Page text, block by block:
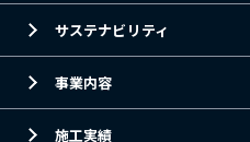
サステナビリティ
事業内容
施工実績